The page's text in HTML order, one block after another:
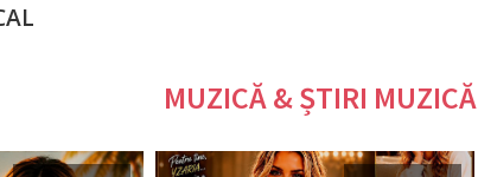
MUZICĂ & ȘTIRI MUZICĂ